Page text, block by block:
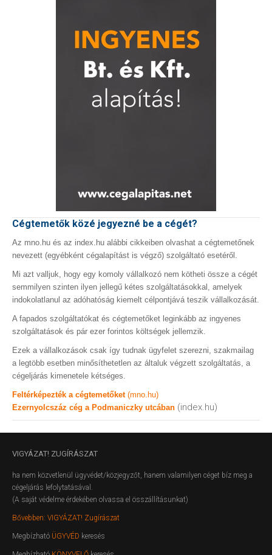
Cégtemetők közé jegyezné be a cégét?
Az mno.hu és az index.hu alábbi cikkeiben olvashat a cégtemetőnek
nevezett (egyébként cégalapítást is végző) szolgáltató esetéről.
Mi azt valljuk, hogy egy komoly vállalkozó nem kötheti össze a cégét
semmilyen szinten ilyen jellegű kétes szolgáltatásokkal, amelyek
indokolatlanul az adóhatóság kiemelt célpontjává teszik vállalkozását.
A fapados szolgáltatókat és cégtemetőket leginkább az ingyenes
szolgáltatások és pár ezer forintos költségek jellemzik.
Ezek a vállalkozások csak így tudnak ügyfelet szerezni, szakmailag
a legtöbb esetben minősíthetetlen az általuk végzett szolgáltatás, a
cégeljárás kimenetele kétséges.
Feltérképezték a cégtemetőket (mno.hu)
Ezernyolcszáz cég a Podmaniczky utcában (index.hu)
VIGYÁZAT! ZUGÍRÁSZAT
ha nem közvetlenül ügyvédet/közjegyzőt, hanem valamilyen céget bíz meg a
cégeljárás lefolytatásával.
(A saját védelme érdekében olvassa el összállításunkat)
Bővebben: VIGYÁZAT! Zugírászat
Megbízható ÜGYVÉD keresés